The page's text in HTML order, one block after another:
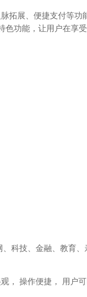
拓展、便捷支付等功
功能，让用户在享
科技、金融、教育
， 操作便捷， 用户